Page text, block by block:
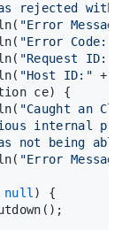
rejected with
"Error Message:"
"Error Code:"
"Request ID:"
"Host ID:" +
ce) {
"Caught an
internal
not being able
"Error Message:"
null) {